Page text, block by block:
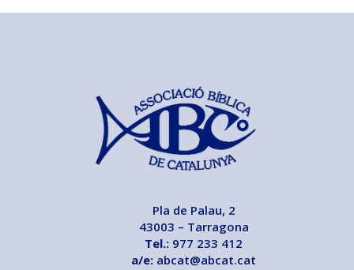
Pla de Palau, 2
43003 – Tarragona
Tel.: 977 233 412
a/e: abcat@abcat.cat